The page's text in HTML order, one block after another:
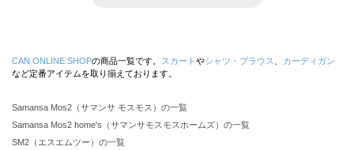
CAN ONLINE SHOPの商品一覧です。 スカート やシャツ・ブラウス
カーディガン
など定番アイテムを取り揃えております。
Samansa Mos2（サマンサ モスモス）の一覧
Samansa Mos2 home's（サマンサモスモスホームズ）の一覧
SM2（エスエムツー）の一覧